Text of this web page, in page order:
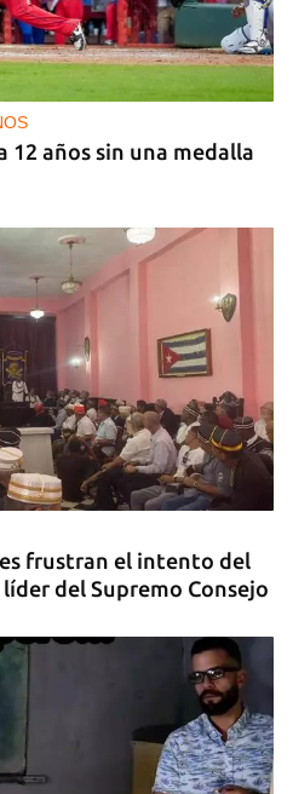
porque le teme al
12 años sin una medalla
frustran el intento del
del Supremo Consejo